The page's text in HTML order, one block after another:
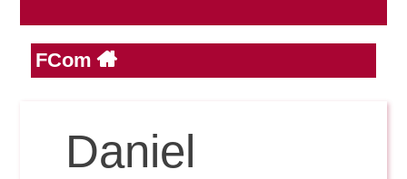
Reservas
FCom
Daniel